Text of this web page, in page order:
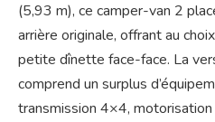
(5,93 m), ce camper-van 2
arrière originale, offrant au
petite dînette face-face. La
comprend un surplus
transmission 4×4,